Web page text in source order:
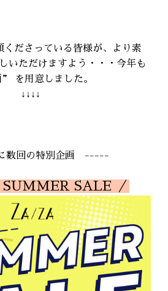
ださっている皆様が、より素
いただけますよう・・・今年も
を用意しました。
↓↓↓↓
回の特別企画 -----
SALE ／